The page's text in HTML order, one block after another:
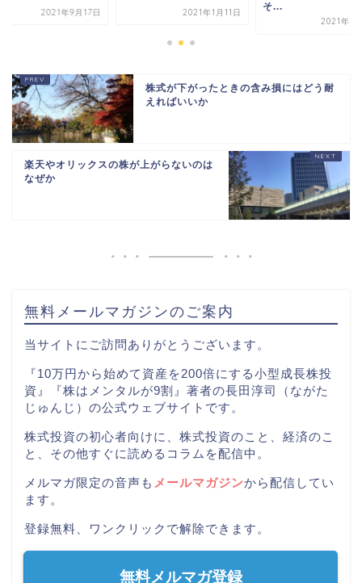
2021年9月17日 2021年1月11日
そ...
2021年1
株式が下がったときの含み損にはどう耐
えればいいか
楽天やオリックスの株が上がらないのは
なぜか
無料メールマガジンのご案内
当サイトにご訪問ありがとうございます。
『10万円から始めて資産を200倍にする小型成長株投
資』『株はメンタルが9割』著者の長田淳司（ながた
じゅんじ）の公式ウェブサイトです。
株式投資の初心者向けに、株式投資のこと、経済のこ
と、その他すぐに読めるコラムを配信中。
メルマガ限定の音声も メールマガジンから配信してい
ます。
登録無料、ワンクリックで解除できます。
無料メルマガ登録